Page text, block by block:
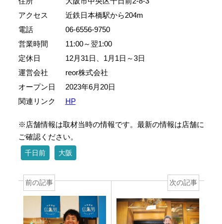
アクセス
近鉄日本橋駅から204m
電話
06-6556-9750
営業時間
11:00～翌1:00
定休日
12月31日、1月1日～3日
運営会社
reor株式会社
オープン日
2023年6月20日
関連リンク
HP
※店舗情報は取材当時の情報です。最新の情報は店舗に
ご確認ください。
千日前 大阪
前の記事 次の記事